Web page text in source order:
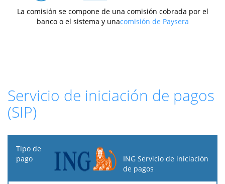
La comisión se compone de una comisión cobrada por el
banco o el sistema y unacomisión de Paysera
Servicio de iniciación de pagos
(SIP)
Tipo
de
ING Servicio de iniciación
de pagos